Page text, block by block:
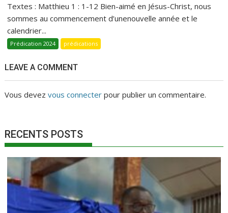
Textes : Matthieu 1 : 1-12 Bien-aimé en Jésus-Christ, nous
sommes au commencement d’unenouvelle année et le
calendrier...
Prédication 2024 prédications
LEAVE A COMMENT
Vous devezvous connecter pour publier un commentaire.
RECENTS POSTS